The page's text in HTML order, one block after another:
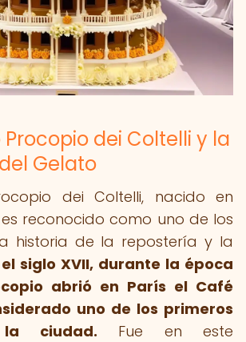
dei Coltelli y la
Gelato
dei Coltelli, nacido en
es reconocido como uno de los
historia de la repostería y la
el siglo XVII, durante la época
abrió en París el Café
uno de los primeros
ciudad. Fue en este